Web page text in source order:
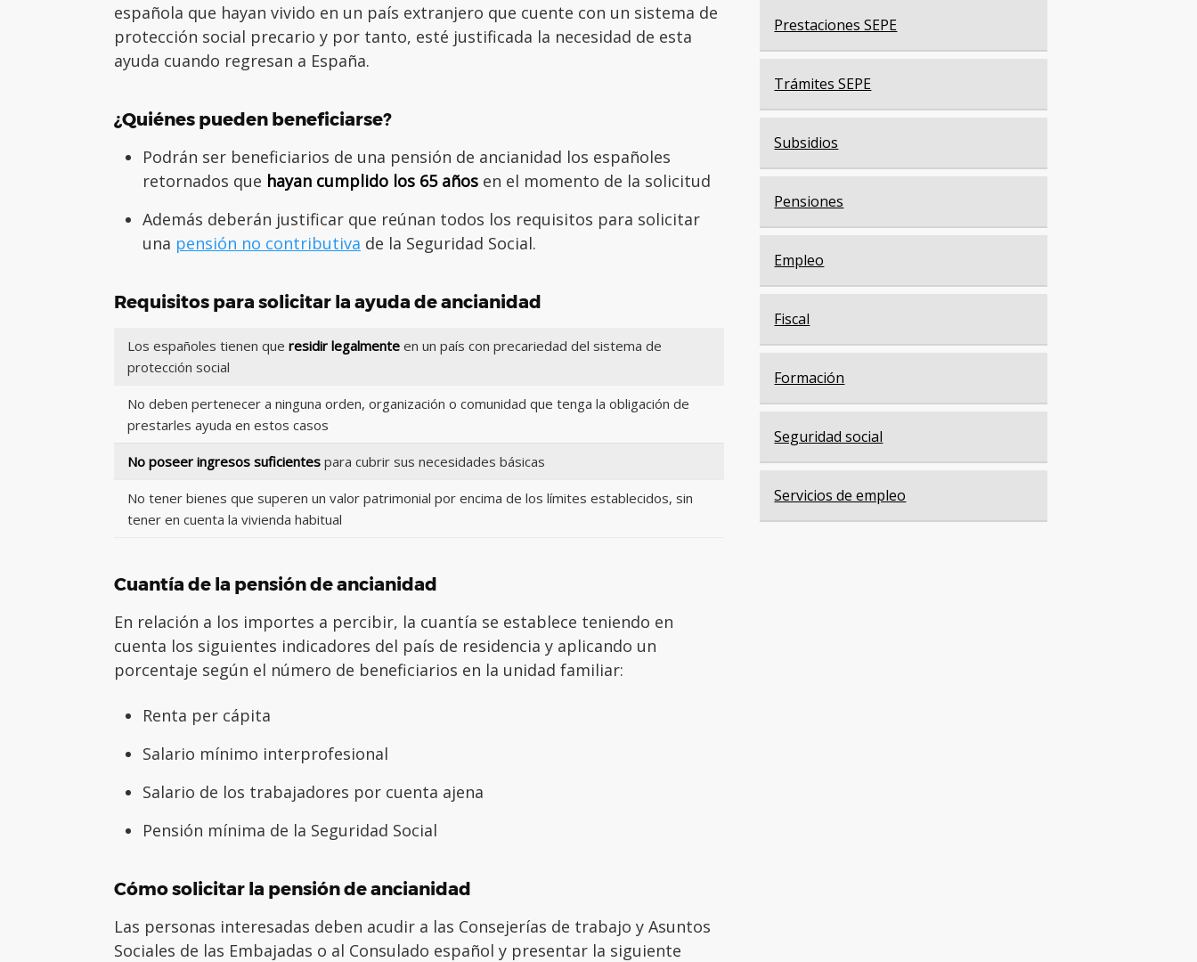
española que hayan vivido en un país extranjero que cuente con un sistema de
protección social precario y por tanto, esté justificada la necesidad de esta
ayuda cuando regresan a España.
¿Quiénes pueden beneficiarse?
Podrán ser beneficiarios de una pensión de ancianidad los españoles
retornados que hayan cumplido los 65 años en el momento de la solicitud
Además deberán justificar que reúnan todos los requisitos para solicitar
una pensión no contributiva de la Seguridad Social.
Requisitos para solicitar la ayuda de ancianidad
Los españoles tienen que residir legalmente en un país con precariedad del sistema de
protección social
No deben pertenecer a ninguna orden, organización o comunidad que tenga la obligación de
prestarles ayuda en estos casos
No poseer ingresos suficientes para cubrir sus necesidades básicas
No tener bienes que superen un valor patrimonial por encima de los límites establecidos, sin
tener en cuenta la vivienda habitual
Cuantía de la pensión de ancianidad
En relación a los importes a percibir, la cuantía se establece teniendo en
cuenta los siguientes indicadores del país de residencia y aplicando un
porcentaje según el número de beneficiarios en la unidad familiar:
Renta per cápita
Salario mínimo interprofesional
Salario de los trabajadores por cuenta ajena
Pensión mínima de la Seguridad Social
Cómo solicitar la pensión de ancianidad
Las personas interesadas deben acudir a las Consejerías de trabajo y Asuntos
Sociales de las Embajadas o al Consulado español y presentar la siguiente
Prestaciones SEPE
Trámites SEPE
Subsidios
Pensiones
Empleo
Fiscal
Formación
Seguridad social
Servicios de empleo